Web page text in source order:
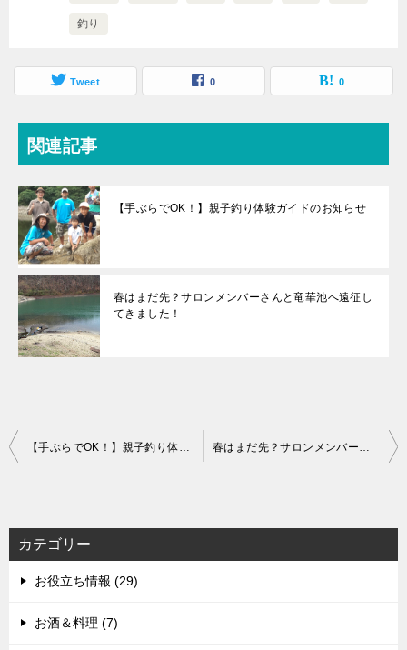
釣り
Tweet 0 0
関連記事
【手ぶらでOK！】親子釣り体験ガイドのお知らせ
春はまだ先？サロンメンバーさんと竜華池へ遠征し
てきました！
投
ビ
ゲ
ー
シ
【手ぶらでOK！】親子釣り体験ガイドのお知らせ 春はまだ先？サロンメンバーさんと竜華池へ遠征してきました！
カテゴリー
お役立ち情報 (29)
お酒＆料理 (7)